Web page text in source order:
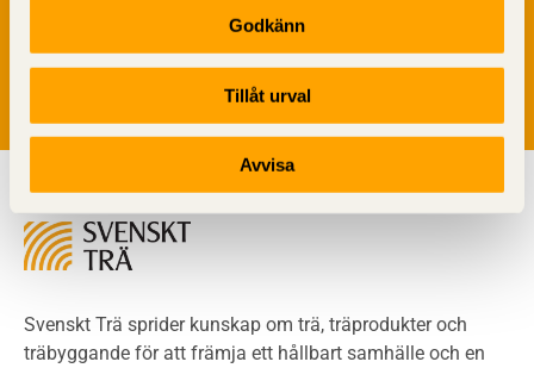
Godkänn
Tillåt urval
Avvisa
Riskvärdering i flervåningsbostadshus
Brandstatistik för flervåningsträhus
Kontroll av utförande
Miljö
Miljöeffekter
LCA
Miljödeklarationer och märkning
Termer och förkortningar
personuppgifter alltid hanteras på ett ansvarsfullt sätt.
Läs vårintegritetspolicy.
Svenskt Trä sprider kunskap om trä, träprodukter och
träbyggande för att främja ett hållbart samhälle och en